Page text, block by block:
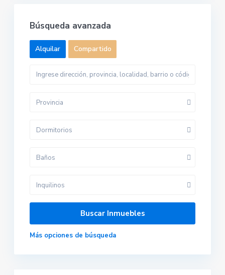
Búsqueda avanzada
Alquilar Compartido
Provincia
Dormitorios
Baños
Inquilinos
Más opciones de búsqueda